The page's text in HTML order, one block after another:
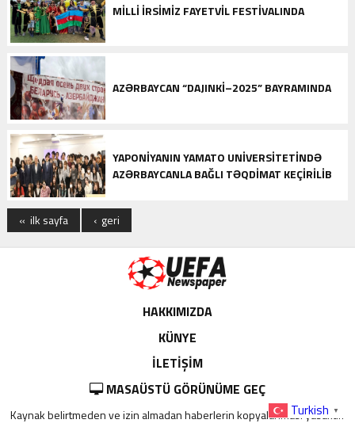
MILLI IRSIMIZ FAYETVIL FESTIVALINDA
AZƏRBAYCAN “DAJINKI–2025” BAYRAMINDA
YAPONIYANIN YAMATO UNIVERSITETINDƏ
AZƏRBAYCANLA BAĞLI TƏQDIMAT KEÇIRILIB
« ilk sayfa ‹ geri
HAKKIMIZDA
KÜNYE
İLETİŞİM
MASAÜSTÜ GÖRÜNÜME GEÇ
Kaynak belirtmeden ve izin almadan haberlerin kopyalanması yasaktır.
Turkish ▼